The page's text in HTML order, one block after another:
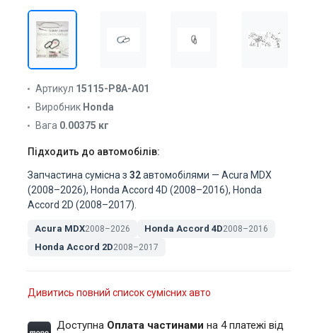
Артикул 15115-P8A-A01
Виробник Honda
Вага 0.00375 кг
Підходить до автомобілів:
Запчастина сумісна з 32автомобілями — Acura MDX
(2008–2026), Honda Accord 4D (2008–2016), Honda
Accord 2D (2008–2017).
Acura MDX2008–2026 Honda Accord 4D2008–2016
Honda Accord 2D2008–2017
Дивитись повний список сумісних авто
Доступна Оплата частинами на 4 платежі від